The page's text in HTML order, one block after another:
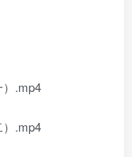
.mp4
.mp4